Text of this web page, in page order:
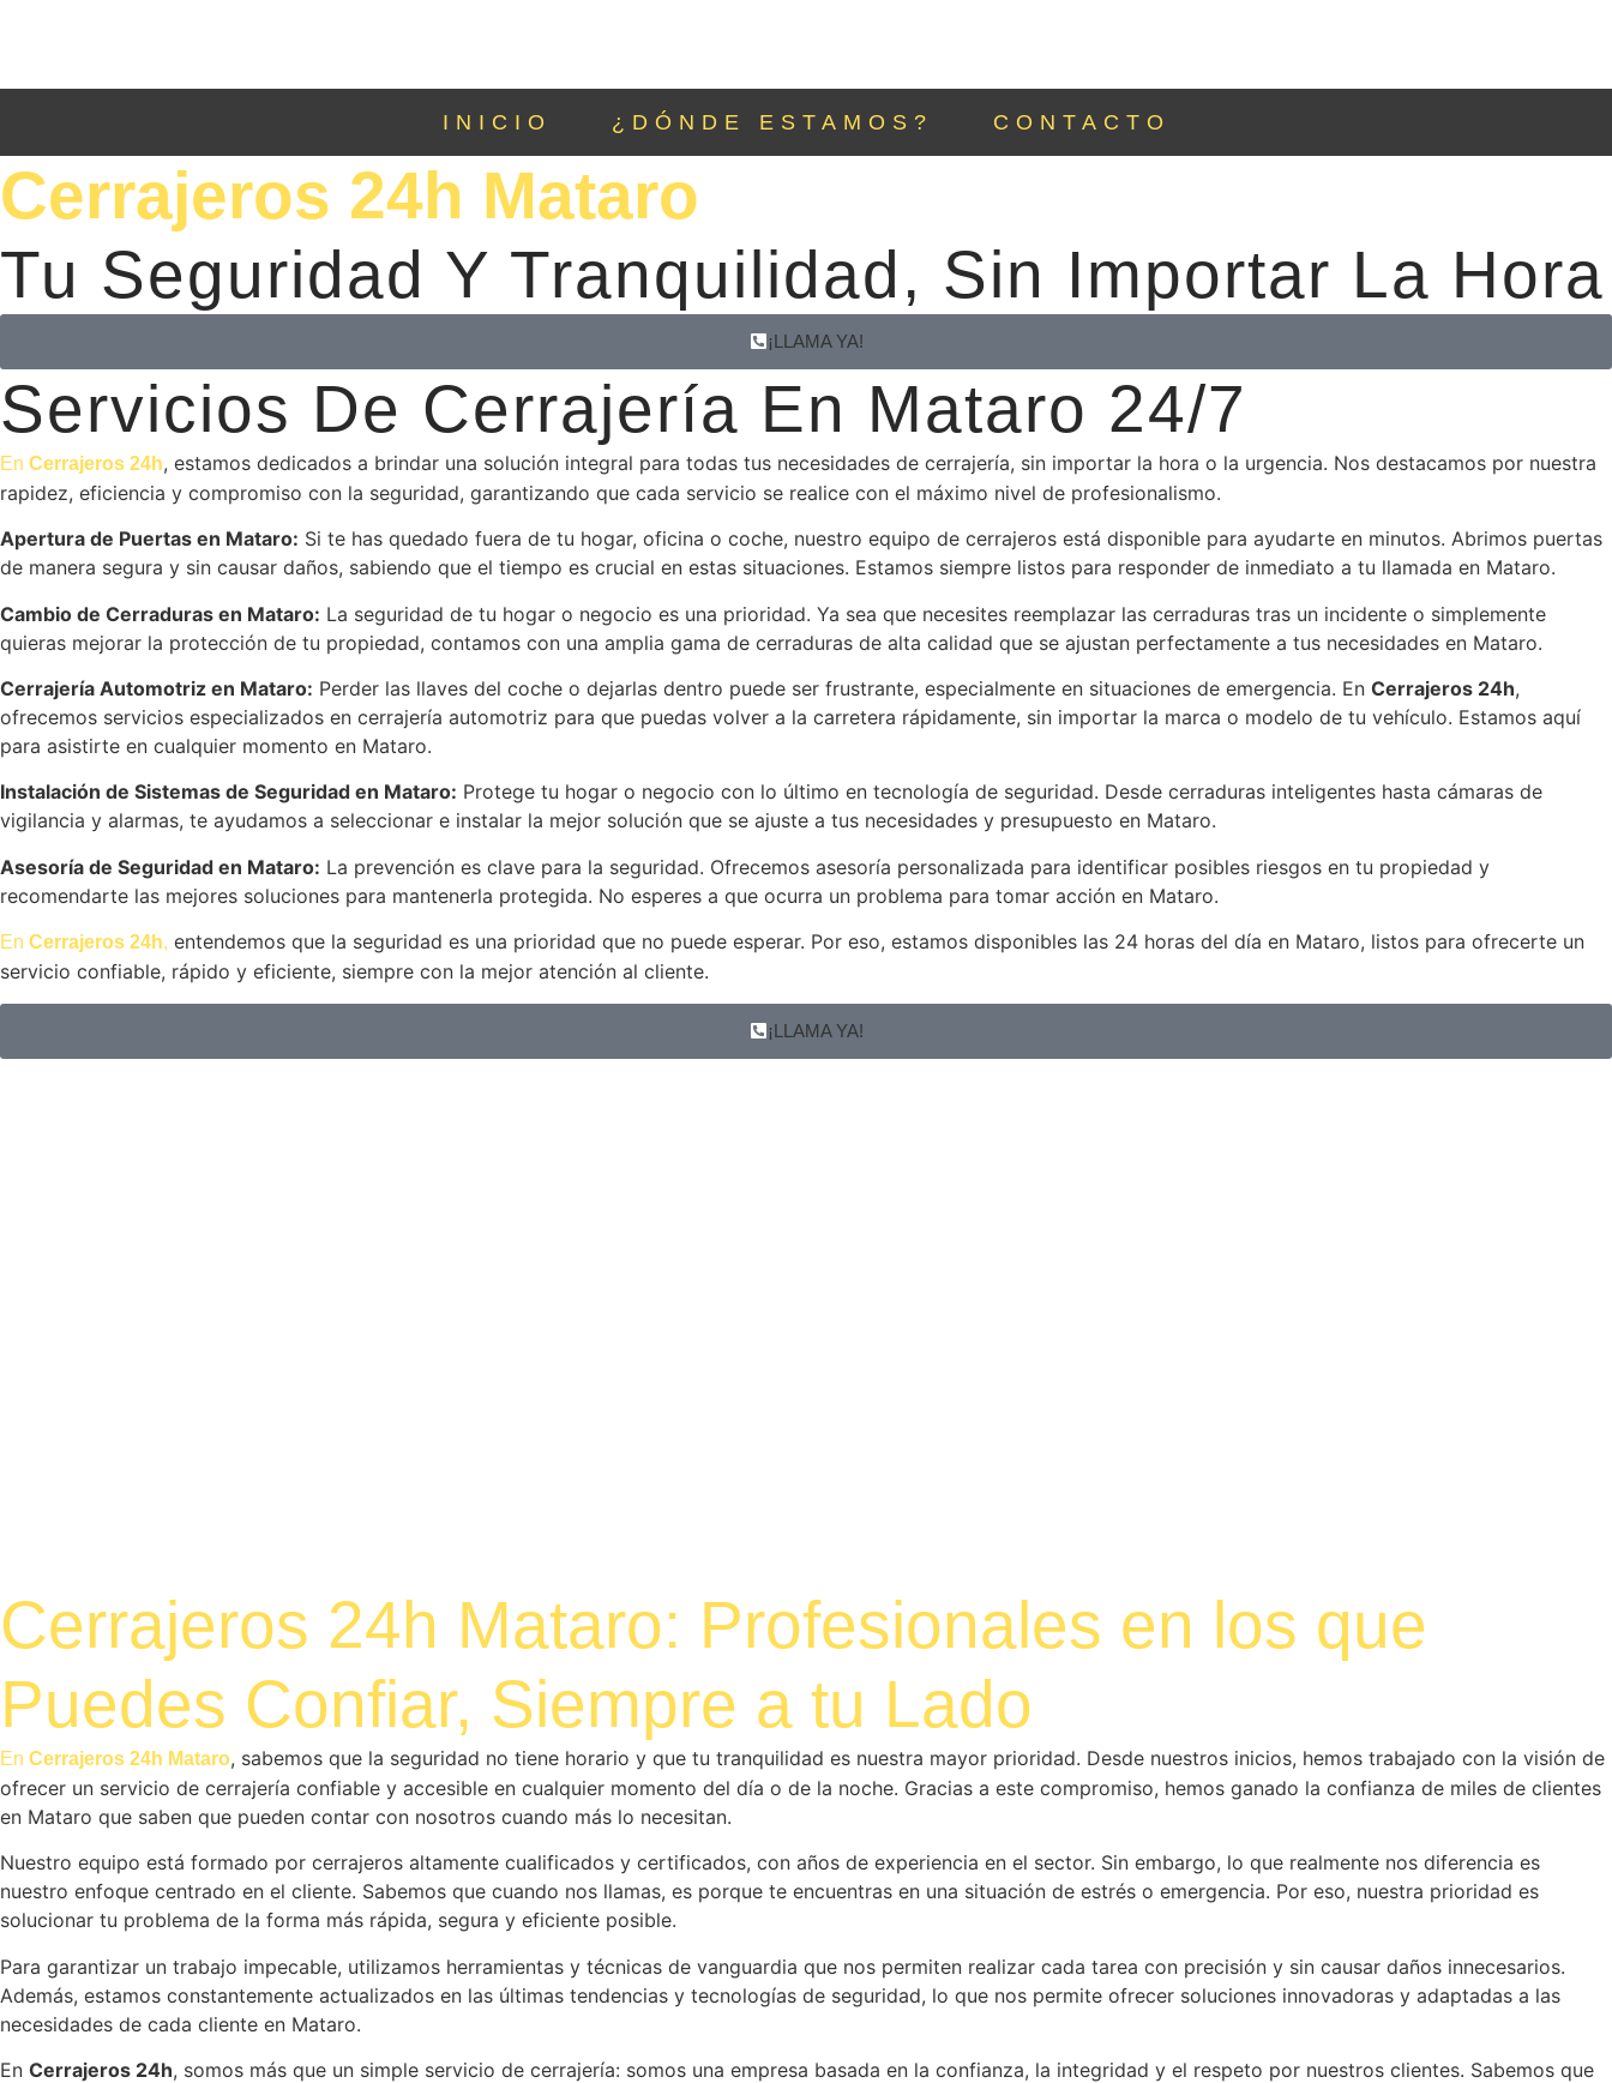
INICIO ¿DÓNDE ESTAMOS? CONTACTO
Cerrajeros 24h Mataro
Tu Seguridad Y Tranquilidad, Sin Importar La Hora
¡LLAMA YA!
Servicios De Cerrajería En Mataro 24/7
En Cerrajeros 24h, estamos dedicados a brindar una solución integral para todas tus necesidades de cerrajería, sin importar la hora o la urgencia. Nos destacamos por nuestra
rapidez, eficiencia y compromiso con la seguridad, garantizando que cada servicio se realice con el máximo nivel de profesionalismo.
Apertura de Puertas en Mataro: Si te has quedado fuera de tu hogar, oficina o coche, nuestro equipo de cerrajeros está disponible para ayudarte en minutos. Abrimos puertas
de manera segura y sin causar daños, sabiendo que el tiempo es crucial en estas situaciones. Estamos siempre listos para responder de inmediato a tu llamada en Mataro.
Cambio de Cerraduras en Mataro: La seguridad de tu hogar o negocio es una prioridad. Ya sea que necesites reemplazar las cerraduras tras un incidente o simplemente
quieras mejorar la protección de tu propiedad, contamos con una amplia gama de cerraduras de alta calidad que se ajustan perfectamente a tus necesidades en Mataro.
Cerrajería Automotriz en Mataro: Perder las llaves del coche o dejarlas dentro puede ser frustrante, especialmente en situaciones de emergencia. En Cerrajeros 24h,
ofrecemos servicios especializados en cerrajería automotriz para que puedas volver a la carretera rápidamente, sin importar la marca o modelo de tu vehículo. Estamos aquí
para asistirte en cualquier momento en Mataro.
Instalación de Sistemas de Seguridad en Mataro: Protege tu hogar o negocio con lo último en tecnología de seguridad. Desde cerraduras inteligentes hasta cámaras de
vigilancia y alarmas, te ayudamos a seleccionar e instalar la mejor solución que se ajuste a tus necesidades y presupuesto en Mataro.
Asesoría de Seguridad en Mataro: La prevención es clave para la seguridad. Ofrecemos asesoría personalizada para identificar posibles riesgos en tu propiedad y
recomendarte las mejores soluciones para mantenerla protegida. No esperes a que ocurra un problema para tomar acción en Mataro.
En Cerrajeros 24h, entendemos que la seguridad es una prioridad que no puede esperar. Por eso, estamos disponibles las 24 horas del día en Mataro, listos para ofrecerte un
servicio confiable, rápido y eficiente, siempre con la mejor atención al cliente.
¡LLAMA YA!
Cerrajeros 24h Mataro: Profesionales en los que
Puedes Confiar, Siempre a tu Lado
En Cerrajeros 24h Mataro, sabemos que la seguridad no tiene horario y que tu tranquilidad es nuestra mayor prioridad. Desde nuestros inicios, hemos trabajado con la visión de
ofrecer un servicio de cerrajería confiable y accesible en cualquier momento del día o de la noche. Gracias a este compromiso, hemos ganado la confianza de miles de clientes
en Mataro que saben que pueden contar con nosotros cuando más lo necesitan.
Nuestro equipo está formado por cerrajeros altamente cualificados y certificados, con años de experiencia en el sector. Sin embargo, lo que realmente nos diferencia es
nuestro enfoque centrado en el cliente. Sabemos que cuando nos llamas, es porque te encuentras en una situación de estrés o emergencia. Por eso, nuestra prioridad es
solucionar tu problema de la forma más rápida, segura y eficiente posible.
Para garantizar un trabajo impecable, utilizamos herramientas y técnicas de vanguardia que nos permiten realizar cada tarea con precisión y sin causar daños innecesarios.
Además, estamos constantemente actualizados en las últimas tendencias y tecnologías de seguridad, lo que nos permite ofrecer soluciones innovadoras y adaptadas a las
necesidades de cada cliente en Mataro.
En Cerrajeros 24h, somos más que un simple servicio de cerrajería: somos una empresa basada en la confianza, la integridad y el respeto por nuestros clientes. Sabemos que